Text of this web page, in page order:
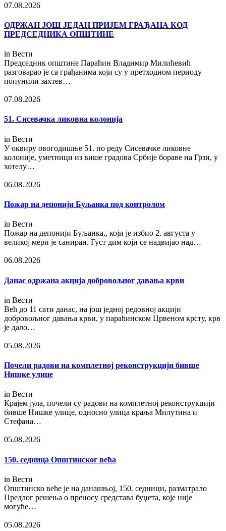
07.08.2026
ОДРЖАН ЈОШ ЈЕДАН ПРИЈЕМ ГРАЂАНА КОД
ПРЕДСЕДНИКА ОПШТИНЕ
in Вести
Председник општине Параћин Владимир Милићевић
разговарао је са грађанима који су у претходном периоду
попунили захтев…
07.08.2026
51. Сисевачка ликовна колонија
in Вести
У оквиру овогодишње 51. по реду Сисевачке ликовне
колоније, уметници из више градова Србије бораве на Грзи, у
хотелу…
06.08.2026
Пожар на депонији Буљанка под контролом
in Вести
Пожар на депонији Буљанка,, који је избио 2. августа у
великој мери је саниран. Густ дим који се надвијао над…
06.08.2026
Данас одржана акција добровољног давања крви
in Вести
Већ до 11 сати данас, на још једној редовној акцији
добровољног давања крви, у параћинском Црвеном крсту, крв
је дало…
05.08.2026
Почели радови на комплетној реконструкцији бивше
Нишке улице
in Вести
Крајем јула, почели су радови на комплетној реконструкцији
бивше Нишке улице, односно улица краља Милутина и
Стефана…
05.08.2026
150. седница Општинског већа
in Вести
Општинско веће је на данашњој, 150. седници, разматрало
Предлог решења о преносу средстава буџета, које није
могуће…
05.08.2026